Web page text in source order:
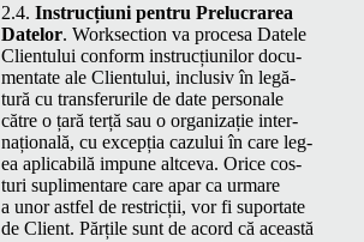
2.4. Instrucți­u­ni pen­tru Pre­lu­crarea
Datelor. Work­sec­tion va proce­sa Datele
Clien­tu­lui con­form instrucți­u­nilor doc­u­
men­tate ale Clien­tu­lui, inclu­siv în legă­
tură cu trans­fer­urile de date per­son­ale
către o țară terță sau o orga­ni­za­ție inter­
națion­ală, cu excepția cazu­lui în care leg­
ea aplic­a­bilă impune altce­va. Orice cos­
turi supli­menta­re care apar ca urmare
a unor ast­fel de restricții, vor fi supor­tate
de Client. Părțile sunt de acord că această